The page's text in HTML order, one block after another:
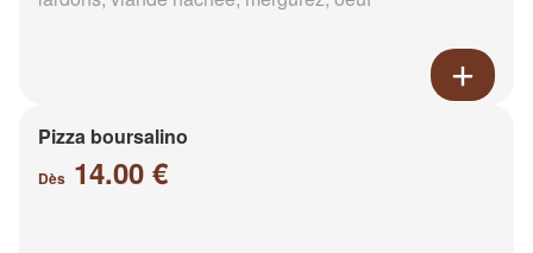
Pizza boursalino
Dès 14.00 €